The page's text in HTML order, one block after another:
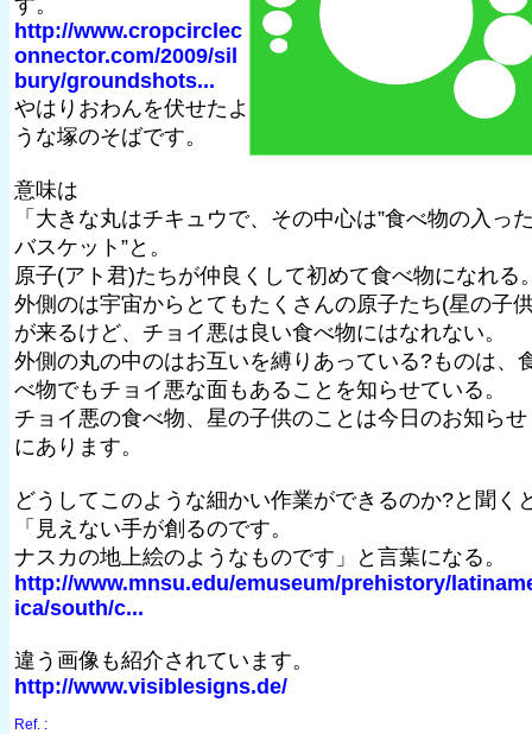
http://www.cropcirclec
onnector.com/2009/sil
bury/groundshots...
やはりおわんを伏せたよ
うな塚のそばです。
意味は
「大きな丸はチキュウで、その中心は”食べ物の入っ
バスケット”と。
原子(アト君)たちが仲良くして初めて食べ物になれる
外側のは宇宙からとてもたくさんの原子たち(星の子
が来るけど、チョイ悪は良い食べ物にはなれない。
外側の丸の中のはお互いを縛りあっている?ものは、
べ物でもチョイ悪な面もあることを知らせている。
チョイ悪の食べ物、星の子供のことは今日のお知らせ
にあります。
どうしてこのような細かい作業ができるのか?と聞く
「見えない手が創るのです。
ナスカの地上絵のようなものです」と言葉になる。
http://www.mnsu.edu/emuseum/prehistory/
ica/south/c...
違う画像も紹介されています。
http://www.visiblesigns.de/
Ref. :